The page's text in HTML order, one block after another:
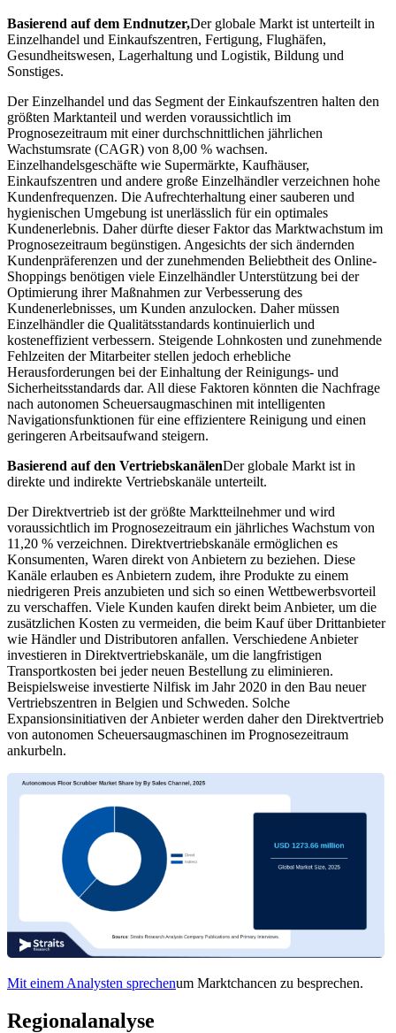
Basierend auf dem Endnutzer,Der globale Markt ist unterteilt in
Einzelhandel und Einkaufszentren, Fertigung, Flughäfen,
Gesundheitswesen, Lagerhaltung und Logistik, Bildung und
Sonstiges.
Der Einzelhandel und das Segment der Einkaufszentren halten den
größten Marktanteil und werden voraussichtlich im
Prognosezeitraum mit einer durchschnittlichen jährlichen
Wachstumsrate (CAGR) von 8,00 % wachsen.
Einzelhandelsgeschäfte wie Supermärkte, Kaufhäuser,
Einkaufszentren und andere große Einzelhändler verzeichnen hohe
Kundenfrequenzen. Die Aufrechterhaltung einer sauberen und
hygienischen Umgebung ist unerlässlich für ein optimales
Kundenerlebnis. Daher dürfte dieser Faktor das Marktwachstum im
Prognosezeitraum begünstigen. Angesichts der sich ändernden
Kundenpräferenzen und der zunehmenden Beliebtheit des Online-
Shoppings benötigen viele Einzelhändler Unterstützung bei der
Optimierung ihrer Maßnahmen zur Verbesserung des
Kundenerlebnisses, um Kunden anzulocken. Daher müssen
Einzelhändler die Qualitätsstandards kontinuierlich und
kosteneffizient verbessern. Steigende Lohnkosten und zunehmende
Fehlzeiten der Mitarbeiter stellen jedoch erhebliche
Herausforderungen bei der Einhaltung der Reinigungs- und
Sicherheitsstandards dar. All diese Faktoren könnten die Nachfrage
nach autonomen Scheuersaugmaschinen mit intelligenten
Navigationsfunktionen für eine effizientere Reinigung und einen
geringeren Arbeitsaufwand steigern.
Basierend auf den VertriebskanälenDer globale Markt ist in
direkte und indirekte Vertriebskanäle unterteilt.
Der Direktvertrieb ist der größte Marktteilnehmer und wird
voraussichtlich im Prognosezeitraum ein jährliches Wachstum von
11,20 % verzeichnen. Direktvertriebskanäle ermöglichen es
Konsumenten, Waren direkt von Anbietern zu beziehen. Diese
Kanäle erlauben es Anbietern zudem, ihre Produkte zu einem
niedrigeren Preis anzubieten und sich so einen Wettbewerbsvorteil
zu verschaffen. Viele Kunden kaufen direkt beim Anbieter, um die
zusätzlichen Kosten zu vermeiden, die beim Kauf über Drittanbieter
wie Händler und Distributoren anfallen. Verschiedene Anbieter
investieren in Direktvertriebskanäle, um die langfristigen
Transportkosten bei jeder neuen Bestellung zu eliminieren.
Beispielsweise investierte Nilfisk im Jahr 2020 in den Bau neuer
Vertriebszentren in Belgien und Schweden. Solche
Expansionsinitiativen der Anbieter werden daher den Direktvertrieb
von autonomen Scheuersaugmaschinen im Prognosezeitraum
ankurbeln.
Mit einem Analysten sprechenum Marktchancen zu besprechen.
Regionalanalyse